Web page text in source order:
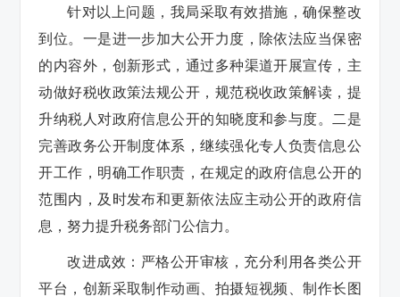
针对以上问题，我局采取有效措施，确保整改
到位。一是进一步加大公开力度，除依法应当保密
的内容外，创新形式，通过多种渠道开展宣传，主
动做好税收政策法规公开，规范税收政策解读，提
升纳税人对政府信息公开的知晓度和参与度。二是
完善政务公开制度体系，继续强化专人负责信息公
开工作，明确工作职责，在规定的政府信息公开的
范围内，及时发布和更新依法应主动公开的政府信
息，努力提升税务部门公信力。
改进成效：严格公开审核，充分利用各类公开
平台，创新采取制作动画、拍摄短视频、制作长图